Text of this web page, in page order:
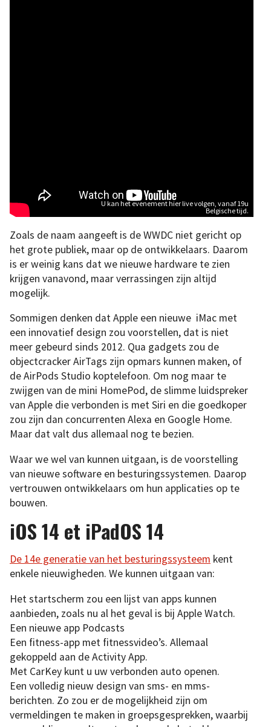
U kan het evenement hier live volgen, vanaf 19u
Belgische tijd.
Zoals de naam aangeeft is de WWDC niet gericht op
het grote publiek, maar op de ontwikkelaars. Daarom
is er weinig kans dat we nieuwe hardware te zien
krijgen vanavond, maar verrassingen zijn altijd
mogelijk.
Sommigen denken dat Apple een nieuwe iMac met
een innovatief design zou voorstellen, dat is niet
meer gebeurd sinds 2012. Qua gadgets zou de
objectcracker AirTags zijn opmars kunnen maken, of
de AirPods Studio koptelefoon. Om nog maar te
zwijgen van de mini HomePod, de slimme luidspreker
van Apple die verbonden is met Siri en die goedkoper
zou zijn dan concurrenten Alexa en Google Home.
Maar dat valt dus allemaal nog te bezien.
Waar we wel van kunnen uitgaan, is de voorstelling
van nieuwe software en besturingssystemen. Daarop
vertrouwen ontwikkelaars om hun applicaties op te
bouwen.
iOS 14 et iPadOS 14
De 14e generatie van het besturingssysteem kent
enkele nieuwigheden. We kunnen uitgaan van:
Het startscherm zou een lijst van apps kunnen
aanbieden, zoals nu al het geval is bij Apple Watch.
Een nieuwe app Podcasts
Een fitness-app met fitnessvideo’s. Allemaal
gekoppeld aan de Activity App.
Met CarKey kunt u uw verbonden auto openen.
Een volledig nieuw design van sms- en mms-
berichten. Zo zou er de mogelijkheid zijn om
vermeldingen te maken in groepsgesprekken, waarbij